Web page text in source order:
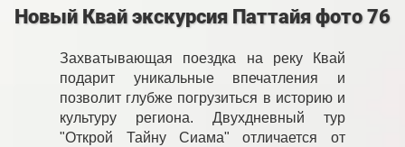
Новый Квай экскурсия Паттайя фото 76
Захватывающая поездка на реку Квай
подарит уникальные впечатления и
позволит глубже погрузиться в историю и
культуру региона. Двухдневный тур
"Открой Тайну Сиама" отличается от